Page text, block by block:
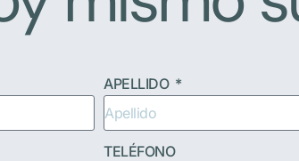
APELLIDO
TELÉFONO